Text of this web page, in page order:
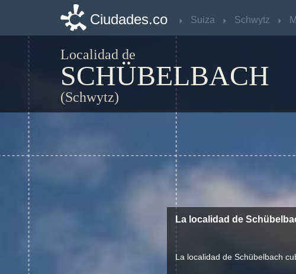
Ciudades.co Suiza Schwytz
Localidad de
SCHÜBELBACH
(Schwytz)
La localidad de
La localidad de Schübelbach
Ciudades.co Suiza Schwytz